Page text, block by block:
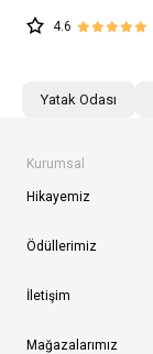
4.6
Yatak Odası
Kurumsal
Hikayemiz
Ödüllerimiz
İletişim
Mağazalarımız